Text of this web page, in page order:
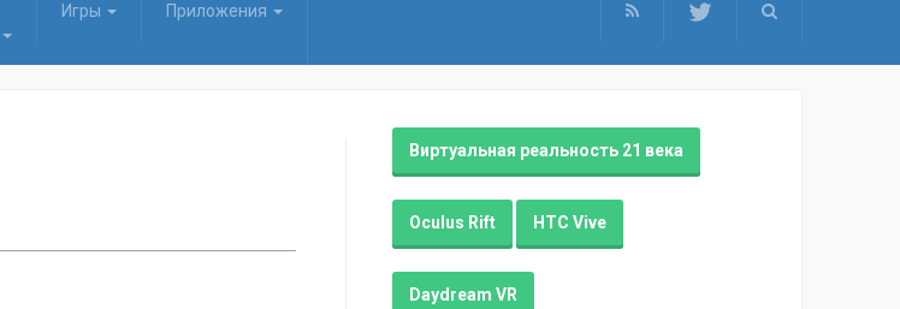
Игры Приложения
Виртуальная реальность 21 века
Oculus Rift HTC Vive
Daydream VR